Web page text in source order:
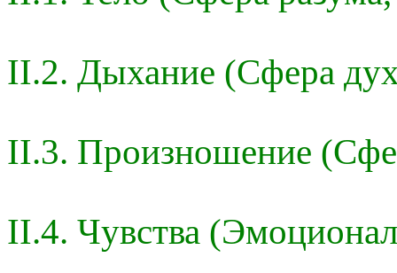
II.2. Дыхание (Сфера
II.3. Произношение
II.4. Чувства